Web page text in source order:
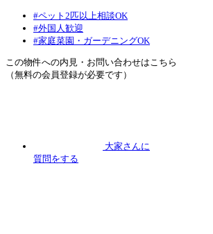
#ペット2匹以上相談OK
#外国人歓迎
#家庭菜園・ガーデニングOK
この物件への内見・お問い合わせはこちら
（無料の会員登録が必要です）
大家さんに
質問をする